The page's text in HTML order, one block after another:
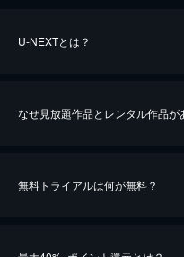
U-NEXTとは？
なぜ見放題作品とレンタル作品が
無料トライアルは何が無料？